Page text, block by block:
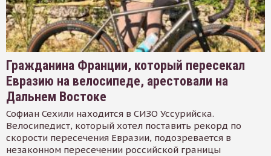
Гражданина Франции, который пересекал
Евразию на велосипеде, арестовали на
Дальнем Востоке
Софиан Сехили находится в СИЗО Уссурийска.
Велосипедист, который хотел поставить рекорд по
скорости пересечения Евразии, подозревается в
незаконном пересечении российской границы